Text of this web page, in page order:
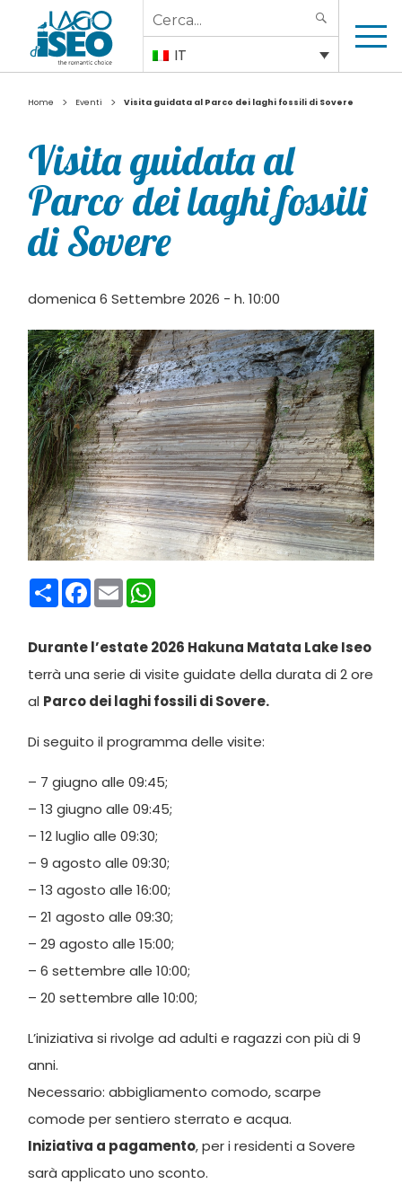
Search
for:
IT
Home > Eventi > Visita guidata al Parco dei laghi fossili di Sovere
Visita guidata al
Parco dei laghi fossili
di Sovere
domenica 6 Settembre 2026 - h. 10:00
CondividiFacebook
Email
Durante l’estate 2026 Hakuna Matata Lake Iseo
terrà una serie di visite guidate della durata di 2 ore
al Parco dei laghi fossili di Sovere.
Di seguito il programma delle visite:
– 7 giugno alle 09:45;
– 13 giugno alle 09:45;
– 12 luglio alle 09:30;
– 9 agosto alle 09:30;
– 13 agosto alle 16:00;
– 21 agosto alle 09:30;
– 29 agosto alle 15:00;
– 6 settembre alle 10:00;
– 20 settembre alle 10:00;
L’iniziativa si rivolge ad adulti e ragazzi con più di 9
anni.
Necessario: abbigliamento comodo, scarpe
comode per sentiero sterrato e acqua.
Iniziativa a pagamento, per i residenti a Sovere
sarà applicato uno sconto.